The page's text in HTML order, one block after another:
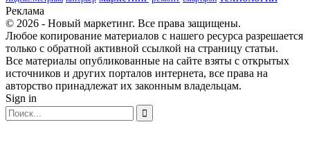
Реклама
© 2026 - Новый маркетинг. Все права защищены.
Любое копирование материалов с нашего ресурса разрешается
только с обратной активной ссылкой на страницу статьи.
Все материалы опубликованные на сайте взяты с открытых
источников и других порталов интернета, все права на
авторство принадлежат их законным владельцам.
Sign in